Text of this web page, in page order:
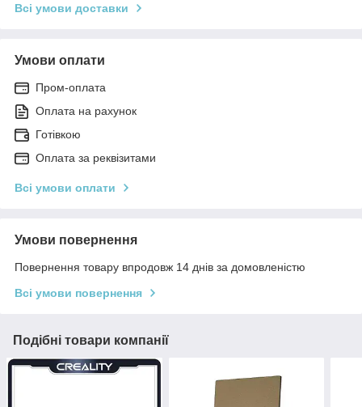
Всі умови доставки
Умови оплати
Пром-оплата
Оплата на рахунок
Готівкою
Оплата за реквізитами
Всі умови оплати
Умови повернення
Повернення товару впродовж 14 днів за домовленістю
Всі умови повернення
Подібні товари компанії